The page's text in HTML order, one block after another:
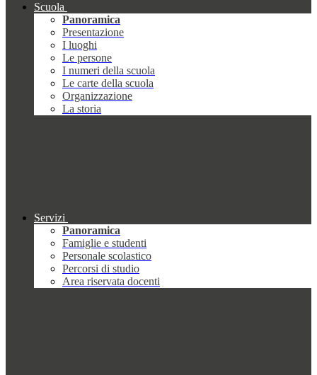
Scuola
Panoramica
Presentazione
I luoghi
Le persone
I numeri della scuola
Le carte della scuola
Organizzazione
La storia
Servizi
Panoramica
Famiglie e studenti
Personale scolastico
Percorsi di studio
Area riservata docenti